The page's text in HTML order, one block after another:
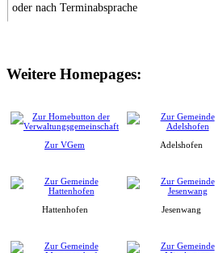
oder nach Terminabsprache
Weitere Homepages:
Zur VGem Adelshofen
Hattenhofen Jesenwang